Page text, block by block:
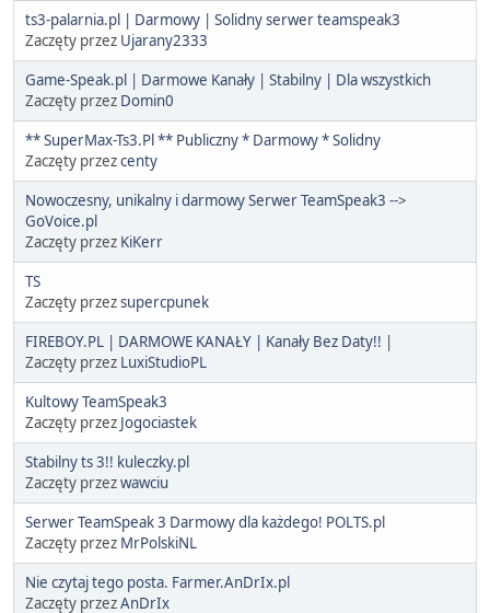
ts3-palarnia.pl | Darmowy | Solidny serwer teamspeak3
Zaczęty przez Ujarany2333
Game-Speak.pl | Darmowe Kanały | Stabilny | Dla wszystkich
Zaczęty przez Domin0
** SuperMax-Ts3.Pl ** Publiczny * Darmowy * Solidny
Zaczęty przezcenty
Nowoczesny, unikalny i darmowy Serwer TeamSpeak3 -->
GoVoice.pl
Zaczęty przez KiKerr
TS
Zaczęty przezsupercpunek
FIREBOY.PL | DARMOWE KANAŁY | Kanały Bez Daty!! |
Zaczęty przez LuxiStudioPL
Kultowy TeamSpeak3
Zaczęty przez Jogociastek
Stabilny ts 3!! kuleczky.pl
Zaczęty przezwawciu
Serwer TeamSpeak 3 Darmowy dla każdego! POLTS.pl
Zaczęty przez MrPolskiNL
Nie czytaj tego posta. Farmer.AnDrIx.pl
Zaczęty przezAnDrIx